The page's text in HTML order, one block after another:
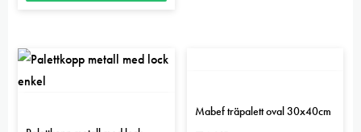
Mabef träpalett oval 30x40cm